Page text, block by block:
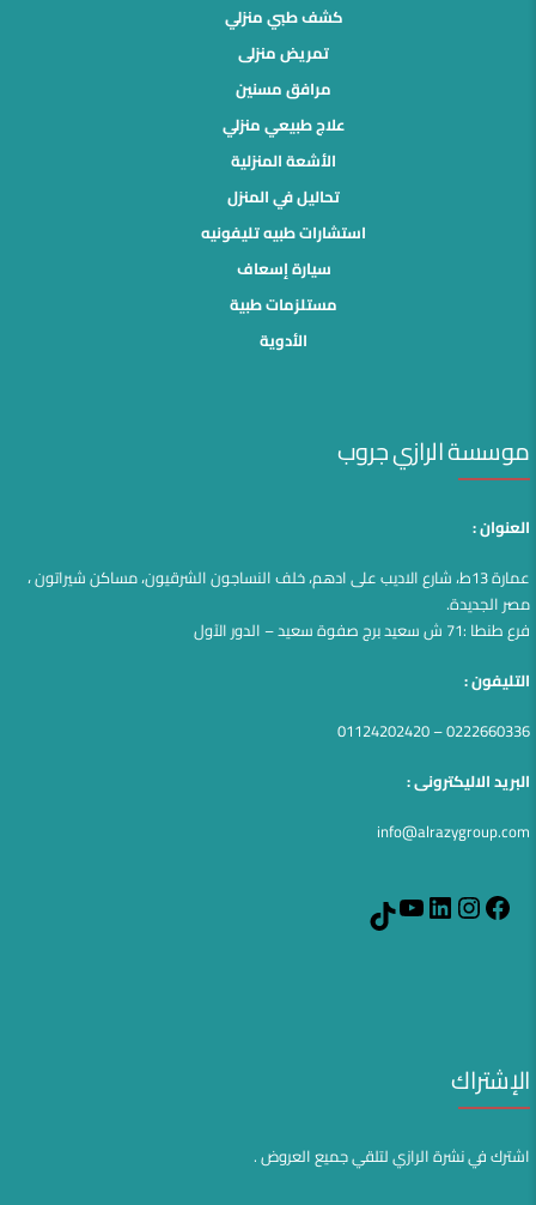
كشف طبي منزلي
تمريض منزلى
مرافق مسنين
علاج طبيعي منزلي
الأشعة المنزلية
تحاليل في المنزل
استشارات طبيه تليفونيه
سيارة إسعاف
مستلزمات طبية
الأدوية
موسسة الرازي جروب
العنوان :
عمارة 13ط، شارع الاديب على ادهم، خلف النساجون الشرقيون، مساكن شيراتون ،
مصر الجديدة.
فرع طنطا :71 ش سعيد برج صفوة سعيد – الدور الآول
التليفون :
0222660336 – 01124202420
البريد الاليكترونى :
info@alrazygroup.com
Facebook
Instagram
LinkedIn
YouTube
الإشتراك
اشترك في نشرة الرازي لتلقي جميع العروض .